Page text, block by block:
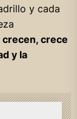
y cada
crece
y la